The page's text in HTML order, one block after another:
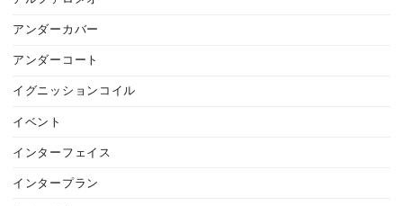
アンダーカバー
アンダーコート
イグニッションコイル
イベント
インターフェイス
インタープラン